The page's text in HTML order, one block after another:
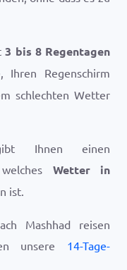
3 bis 8 Regentagen
Regenschirm
schlechten Wetter
Ihnen einen
Wetter in
ist.
Mashhad reisen
unsere 14-Tage-